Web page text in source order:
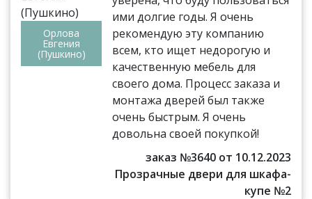
Орлова
Евгения
(Пушкино)
ими долгие годы. Я очень
рекомендую эту компанию
всем, кто ищет недорогую и
качественную мебель для
своего дома. Процесс заказа и
монтажа дверей был также
очень быстрым. Я очень
довольна своей покупкой!
заказ №3640 от 10.12.2023
Прозрачные двери для шкафа-
купе №2